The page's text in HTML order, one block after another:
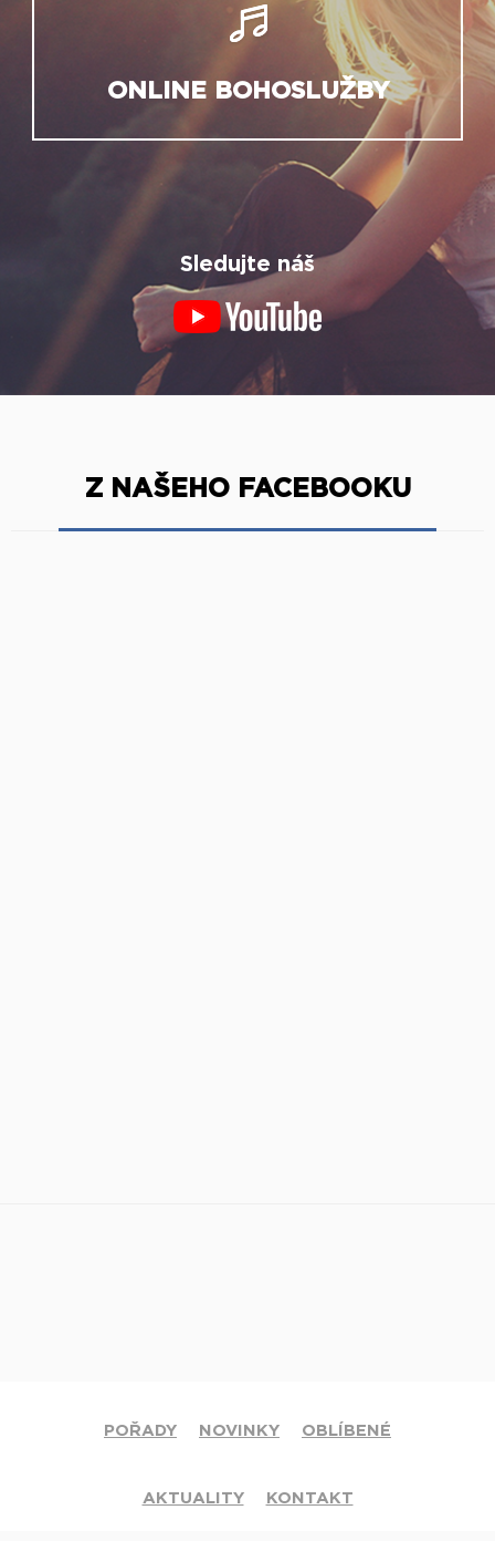
ONLINE BOHOSLUŽBY
Sledujte náš
Z NAŠEHO FACEBOOKU
POŘADY NOVINKY OBLÍBENÉ
AKTUALITY KONTAKT